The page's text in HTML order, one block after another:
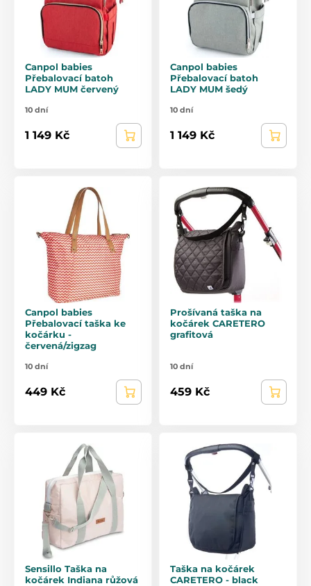
Canpol babies
Přebalovací batoh
LADY MUM červený
10 dní
1 149 Kč
Canpol babies
Přebalovací batoh
LADY MUM šedý
10 dní
1 149 Kč
Canpol babies
Přebalovací taška ke
kočárku -
červená/zigzag
10 dní
449 Kč
Prošívaná taška na
kočárek CARETERO
grafitová
10 dní
459 Kč
Sensillo Taška na
kočárek Indiana růžová
Taška na kočárek
CARETERO - black